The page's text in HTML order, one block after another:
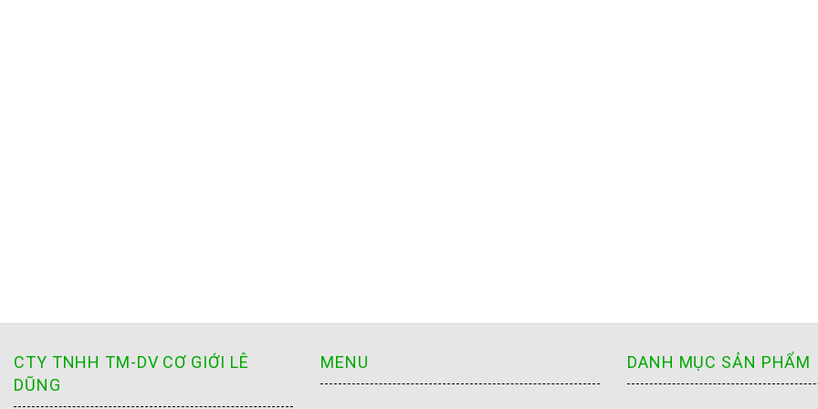
CTY TNHH TM-DV CƠ GIỚI LÊ
DŨNG
MENU DANH MỤC SẢN PHẨM